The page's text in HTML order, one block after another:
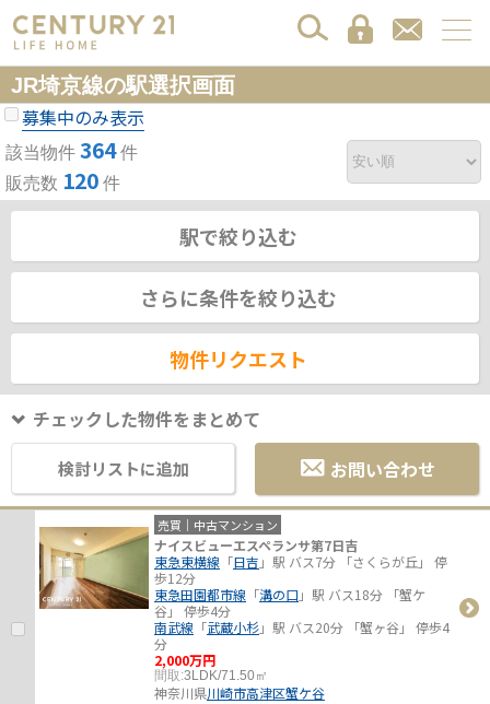
JR埼京線の駅選択画面
募集中のみ表示
該当物件 364件
販売数 120 件
駅で絞り込む
さらに条件を絞り込む
物件リクエスト
チェックした物件をまとめて
検討リストに追加 お問い合わせ
売買｜中古マンション
ナイスビューエスペランサ第7日吉
東急東横線 「日吉 」駅 バス7分 「さくらが丘」 停
歩12分
東急田園都市線 「溝の口 」駅 バス18分 「蟹ケ
谷」 停歩4分
南武線 「武蔵小杉」駅 バス20分 「蟹ヶ谷」 停歩4
分
2,000万円
間取:3LDK/71.50㎡
神奈川県川崎市高津区蟹ケ谷